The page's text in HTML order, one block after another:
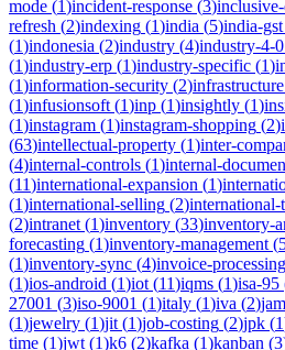
mode (1)incident-response (3)
refresh (2)indexing (1)india (5)india-gst
(1)indonesia (2)industry (4)industry-4-0
(1)industry-erp (1)industry-specific (1)
(1)information-security (2)infrastructure
(1)infusionsoft (1)inp (1)insightly (1)
(1)instagram (1)instagram-shopping (2)
(63)intellectual-property (1)inter-
(4)internal-controls (1)internal-
(11)international-expansion (1)
(1)international-selling (2)international-
(2)intranet (1)inventory (33)inventory-
forecasting (1)inventory-management (
(1)inventory-sync (4)invoice-processing
(1)ios-android (1)iot (11)iqms (1)isa-95
27001 (3)iso-9001 (1)italy (1)iva (2)
(1)jewelry (1)jit (1)job-costing (2)jpk (1
time (1)jwt (1)k6 (2)kafka (1)kanban (3